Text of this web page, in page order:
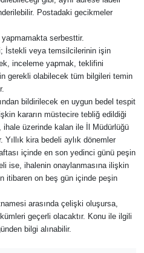
Postadaki gecikmeler
yapmamakta serbesttir.
İstekli veya temsilcilerinin işin
inceleme yapmak, teklifini
gerekli olabilecek tüm bilgileri temin
bildirilecek en uygun bedel tespit
kararın müstecire tebliğ edildiği
üzerinde kalan ile İl Müdürlüğü
Yıllık kira bedeli aylık dönemler
içinde en son yedinci günü peşin
ise, ihalenin onaylanmasına ilişkin
itibaren on beş gün içinde peşin
arasında çelişki oluşursa,
geçerli olacaktır. Konu ile ilgili
bilgi alınabilir.